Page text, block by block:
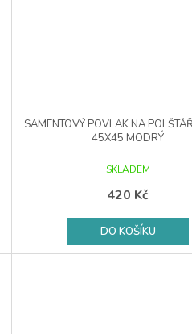
SAMENTOVÝ POVLAK NA
45X45 MODRÝ
SKLADEM
420 Kč
DO KOŠÍKU